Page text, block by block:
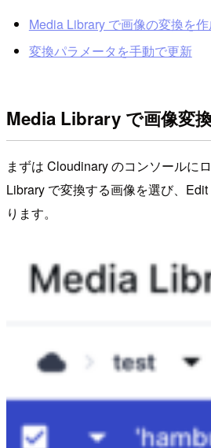
Media Library で画像の変換を
変換パラメータを手動で更新
Media Library で画像変
まずは Cloudinary のコンソールに
Library で変換する画像を選び、
ります。